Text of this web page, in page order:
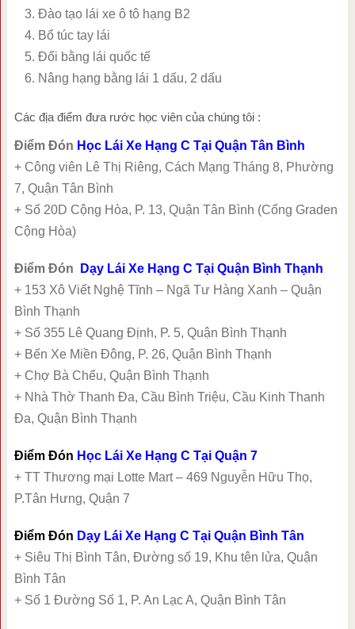
Đào tạo lái xe ô tô hạng B2
Bổ túc tay lái
Đổi bằng lái quốc tế
Nâng hạng bằng lái 1 dấu, 2 dấu
Các địa điểm đưa rước học viên của chúng tôi :
Điểm Đón Học Lái Xe Hạng C Tại Quận Tân Bình
+ Công viên Lê Thị Riêng, Cách Mạng Tháng 8, Phường
7, Quận Tân Bình
+ Số 20D Cộng Hòa, P. 13, Quận Tân Bình (Cổng Graden
Cộng Hòa)
Điểm Đón
Dạy Lái Xe Hạng C Tại Quận Bình Thạnh
+ 153 Xô Viết Nghệ Tĩnh – Ngã Tư Hàng Xanh – Quận
Bình Thạnh
+ Số 355 Lê Quang Định, P. 5, Quận Bình Thạnh
+ Bến Xe Miền Đông, P. 26, Quận Bình Thạnh
+ Chợ Bà Chểu, Quận Bình Thạnh
+ Nhà Thờ Thanh Đa, Cầu Bình Triệu, Cầu Kinh Thanh
Đa, Quận Bình Thạnh
Điểm Đón Học Lái Xe Hạng C Tại Quận 7
+ TT Thương mại Lotte Mart – 469 Nguyễn Hữu Thọ,
P.Tân Hưng, Quận 7
Điểm Đón Dạy Lái Xe Hạng C Tại Quận Bình Tân
+ Siêu Thị Bình Tân, Đường số 19, Khu tên lửa, Quận
Bình Tân
+ Số 1 Đường Số 1, P. An Lạc A, Quận Bình Tân